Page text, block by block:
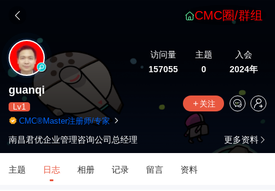
CMC圈/群组
访问量
157055
主题
0
入会
2024年
guanqi
Lv1
关注
CMC®Master注册师/专家
南昌君优企业管理咨询公司总经理 更多资料
主题 日志 相册 记录 留言 资料